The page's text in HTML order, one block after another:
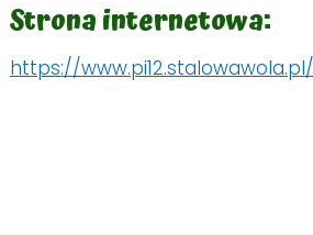
Strona internetowa:
https://www.pi12.stalowawola.pl/